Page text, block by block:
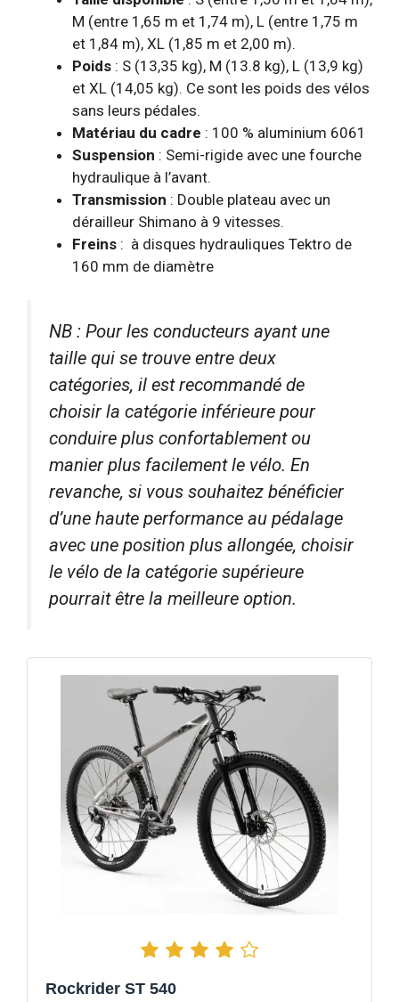
M (entre 1,65 m et 1,74 m), L (entre 1,75 m
et 1,84 m), XL (1,85 m et 2,00 m).
Poids : S (13,35 kg), M (13.8 kg), L (13,9 kg)
et XL (14,05 kg). Ce sont les poids des vélos
sans leurs pédales.
Matériau du cadre : 100 % aluminium 6061
Suspension : Semi-rigide avec une fourche
hydraulique à l’avant.
Transmission : Double plateau avec un
dérailleur Shimano à 9 vitesses.
Freins : à disques hydrauliques Tektro de
160 mm de diamètre
NB : Pour les conducteurs ayant une
taille qui se trouve entre deux
catégories, il est recommandé de
choisir la catégorie inférieure pour
conduire plus confortablement ou
manier plus facilement le vélo. En
revanche, si vous souhaitez bénéficier
d’une haute performance au pédalage
avec une position plus allongée, choisir
le vélo de la catégorie supérieure
pourrait être la meilleure option.
Rockrider ST 540